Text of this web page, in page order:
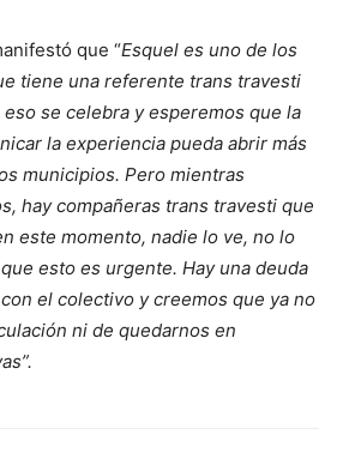
que “Esquel es uno de los
tiene una referente trans travesti
se celebra y esperemos que la
la experiencia pueda abrir más
municipios. Pero mientras
hay compañeras trans travesti que
este momento, nadie lo ve, no lo
esto es urgente. Hay una deuda
el colectivo y creemos que ya no
ni de quedarnos en